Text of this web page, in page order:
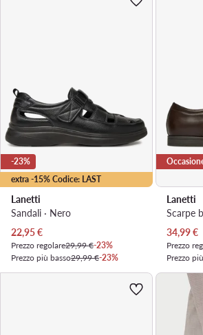
extra -15% Codice: LAST
-23%
Lanetti
Sandali · Nero
Prezzo attuale
22,95€
Prezzo regolare29,99 €-23%
Prezzo più basso29,99 €-23%
Lanetti
Scarpe
Prezzo
34,99€
Prezzo
Prezzo